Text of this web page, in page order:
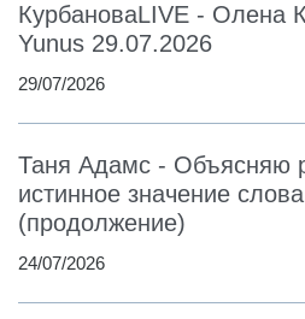
КурбановаLIVE - Олена
Yunus 29.07.2026
29/07/2026
Таня Адамс - Объясняю
истинное значение
(продолжение)
24/07/2026